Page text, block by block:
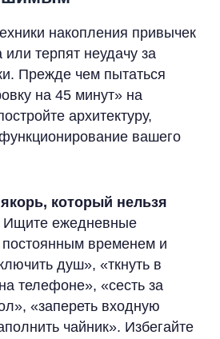
накопления привычек
или терпят неудачу за
Прежде чем пытаться
на 45 минут» на
архитектуру,
вашего
который нельзя
Ищите ежедневные
постоянным временем и
душ», «ткнуть в
телефоне», «сесть за
«запереть входную
чайник». Избегайте